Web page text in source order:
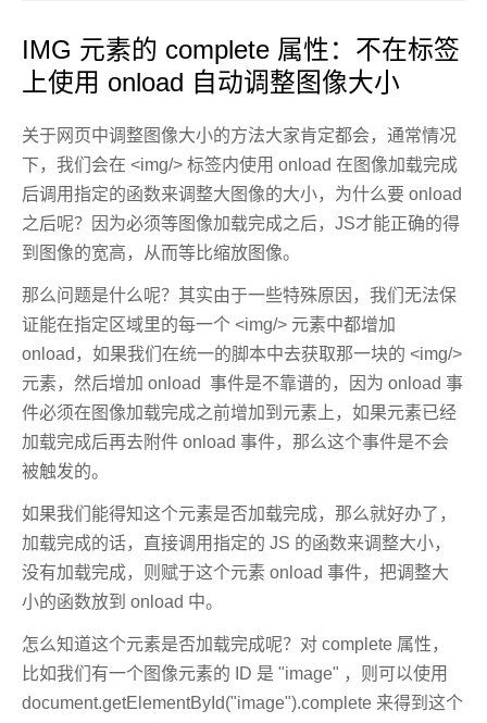
IMG 元素的 complete 属性：不在标签
上使用 onload 自动调整图像大小
关于网页中调整图像大小的方法大家肯定都会，通常情况
下，我们会在 <img/> 标签内使用 onload 在图像加载完成
后调用指定的函数来调整大图像的大小，为什么要 onload
之后呢？因为必须等图像加载完成之后，JS才能正确的得
到图像的宽高，从而等比缩放图像。
那么问题是什么呢？其实由于一些特殊原因，我们无法保
证能在指定区域里的每一个 <img/> 元素中都增加
onload，如果我们在统一的脚本中去获取那一块的 <img/>
元素，然后增加 onload 事件是不靠谱的，因为 onload 事
件必须在图像加载完成之前增加到元素上，如果元素已经
加载完成后再去附件 onload 事件，那么这个事件是不会
被触发的。
如果我们能得知这个元素是否加载完成，那么就好办了，
加载完成的话，直接调用指定的 JS 的函数来调整大小，
没有加载完成，则赋于这个元素 onload 事件，把调整大
小的函数放到 onload 中。
怎么知道这个元素是否加载完成呢？对 complete 属性，
比如我们有一个图像元素的 ID 是 "image" ，则可以使用
document.getElementById("image").complete 来得到这个